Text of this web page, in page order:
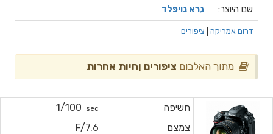
שם היוצר: גרא נויפלד
דרום אמריקה ציפורים
מתוך האלבום ציפורים ןחיות אחרות
חשיפה sec
1/100
צמצם
F/7.6